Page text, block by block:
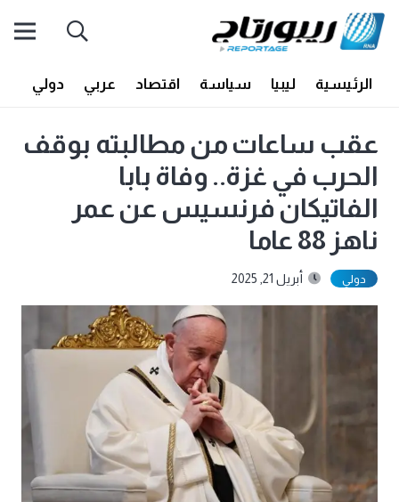
الرئيسية ليبيا سياسة اقتصاد عربي دولي
عقب ساعات من مطالبته بوقف
الحرب في غزة.. وفاة بابا
الفاتيكان فرنسيس عن عمر
ناهز 88 عاما
دولي أبريل 21, 2025